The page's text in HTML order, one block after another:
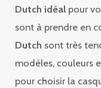
Dutch idéal pour
sont à prendre en
Dutch sont très
modèles, couleurs
pour choisir la